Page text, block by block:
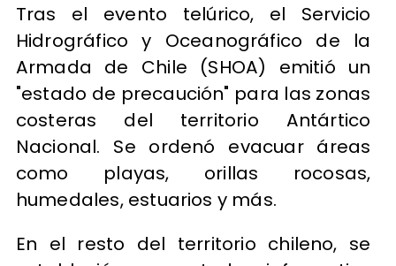
Tras el evento telúrico, el Servicio
Hidrográfico y Oceanográfico de la
Armada de Chile (SHOA) emitió un
"estado de precaución" para las zonas
costeras del territorio Antártico
Nacional. Se ordenó evacuar áreas
como playas, orillas rocosas,
humedales, estuarios y más.
En el resto del territorio chileno, se